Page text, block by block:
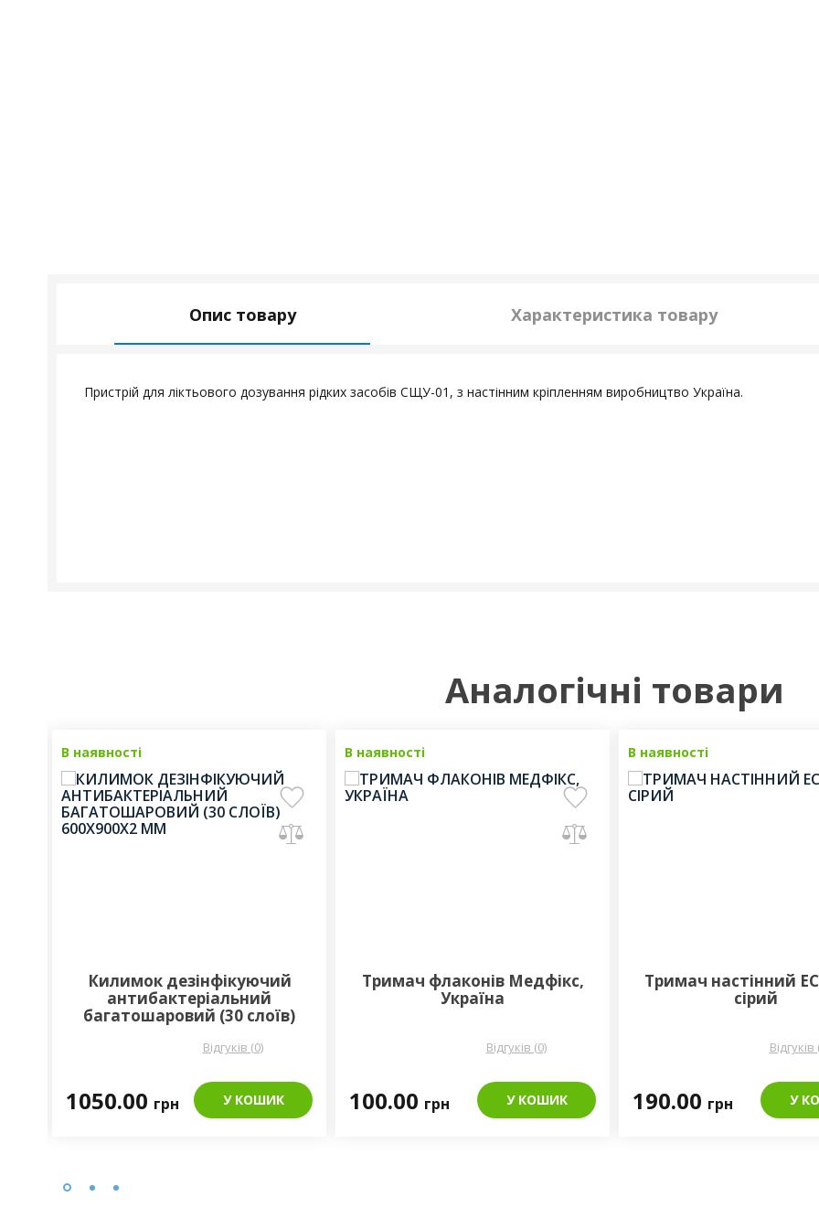
Опис товару Характеристика товару
Пристрій для ліктьового дозування рідких засобів СЩУ-01, з настінним кріпленням виробництво Україна.
Аналогічні товари
В наявності
Килимок дезінфікуючий
антибактеріальний
багатошаровий (30 слоїв)
Відгуків (0)
1050.00 грн У КОШИК
В наявності
Тримач флаконів Медфікс,
Україна
Відгуків (0)
100.00 грн У КОШИК
В наявності
Тримач настінний
сірий
Відгуків
190.00 грн У